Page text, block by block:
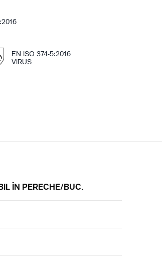
EN ISO 374-5:2016
VIRUS
ÎN PERECHE/BUC.